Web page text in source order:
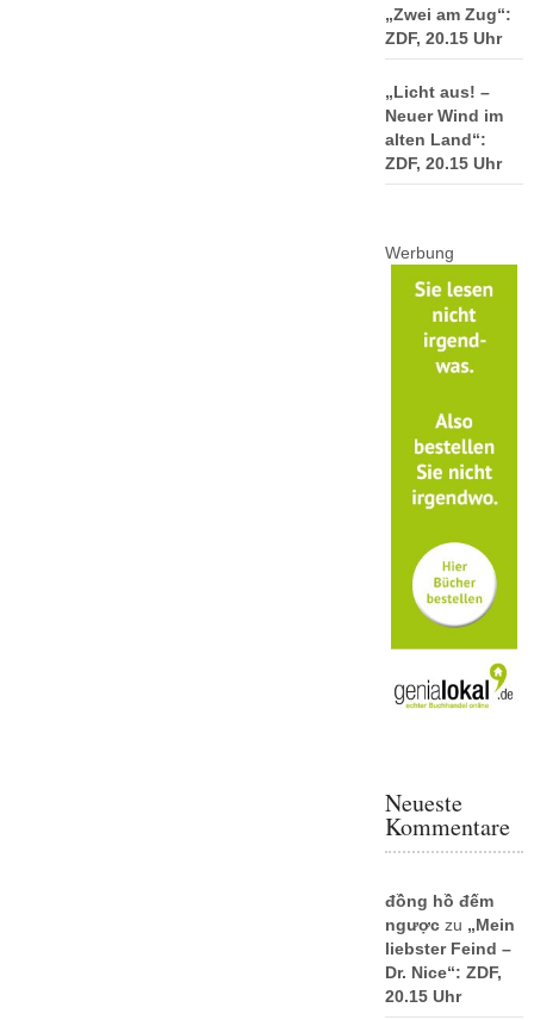
„Zwei am Zug“:
ZDF, 20.15 Uhr
„Licht aus! –
Neuer Wind im
alten Land“:
ZDF, 20.15 Uhr
Werbung
Neueste
Kommentare
đồng hồ đếm
ngượczu „Mein
liebster Feind –
Dr. Nice“: ZDF,
20.15 Uhr